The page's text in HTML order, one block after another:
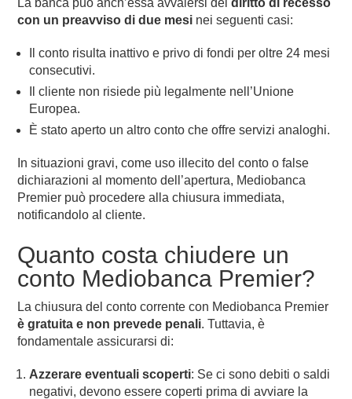
con un preavviso di due mesi nei seguenti casi:
Il conto risulta inattivo e privo di fondi per oltre 24 mesi
consecutivi.
Il cliente non risiede più legalmente nell’Unione
Europea.
È stato aperto un altro conto che offre servizi analoghi.
In situazioni gravi, come uso illecito del conto o false
dichiarazioni al momento dell’apertura, Mediobanca
Premier può procedere alla chiusura immediata,
notificandolo al cliente.
Quanto costa chiudere un
conto Mediobanca Premier?
La chiusura del conto corrente con Mediobanca Premier
è gratuita e non prevede penali. Tuttavia, è
fondamentale assicurarsi di:
Azzerare eventuali scoperti: Se ci sono debiti o saldi
negativi, devono essere coperti prima di avviare la